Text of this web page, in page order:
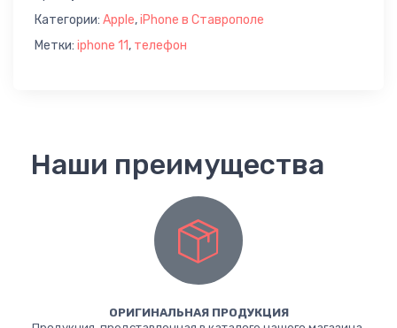
Категории: Apple,iPhone в Ставрополе
Метки: iphone 11, телефон
Наши преимущества
ОРИГИНАЛЬНАЯ ПРОДУКЦИЯ